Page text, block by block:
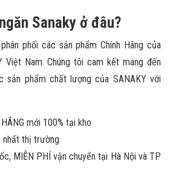
Sanaky ở đâu?
phối các sản phẩm Chính Hãng của
Việt Nam. Chúng tôi cam kết mang đến
sản phẩm chất lượng của SANAKY với
mới 100% tại kho
nhất thị trường
MIỄN PHÍ vận chuyển tại Hà Nội và TP